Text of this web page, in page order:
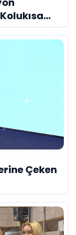
Çeken